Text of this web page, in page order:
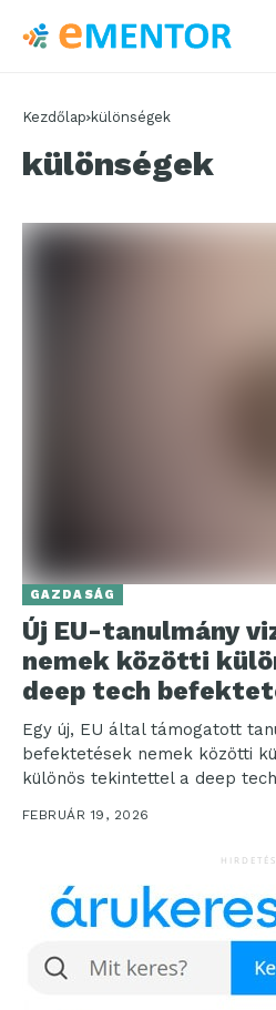
Kezdőlap különségek
különségek
GAZDASÁG
Új EU-tanulmány
nemek közötti
deep tech
Egy új, EU által támogatott
befektetések nemek közötti
különös tekintettel a deep
innovációs területre,...
FEBRUÁR 19, 2026
HIRDETÉS